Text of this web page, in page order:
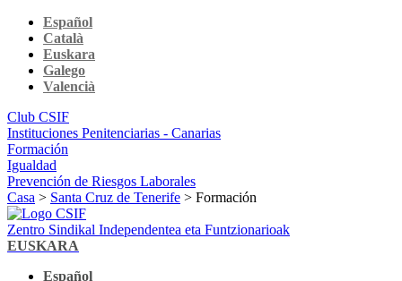
Español
Català
Euskara
Galego
Valencià
Club CSIF
Instituciones Penitenciarias - Canarias
Formación
Igualdad
Prevención de Riesgos Laborales
Casa > Santa Cruz de Tenerife > Formación
Zentro Sindikal Independentea eta Funtzionarioak
EUSKARA
Español